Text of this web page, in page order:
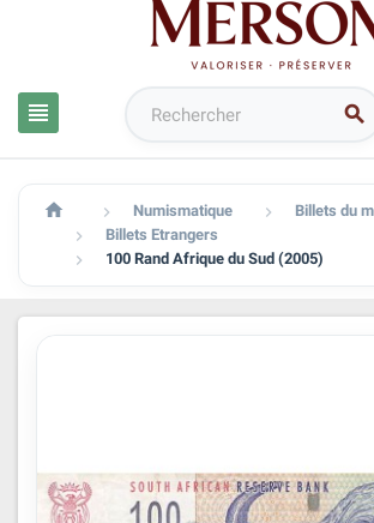
 
  Numismatique  Billets du
 Billets Etrangers
 100 Rand Afrique du Sud (2005)